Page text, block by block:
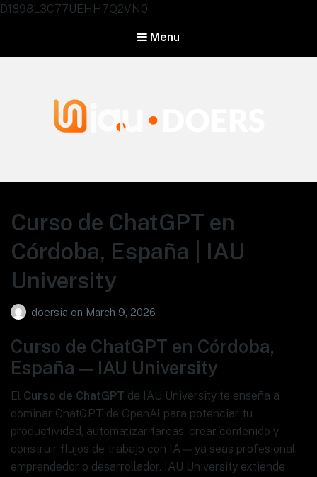
D1898L3C77UEHH7Q2VN0
Menu
Curso de ChatGPT en
Córdoba, España | IAU
University
doersia on March 9, 2026
Curso de ChatGPT en Córdoba,
España — IAU University
El Curso de ChatGPT de IAU University te enseña a
dominar ChatGPT de OpenAI para potenciar tu
productividad, automatizar tareas, crear contenido y
construir flujos de trabajo con IA — ya seas profesional,
emprendedor o desarrollador. IAU University extiende